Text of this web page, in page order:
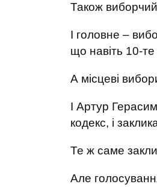
Також
І головне –
що навіть 10-
А місцеві
І Артур
кодекс, і
Те ж саме
Але